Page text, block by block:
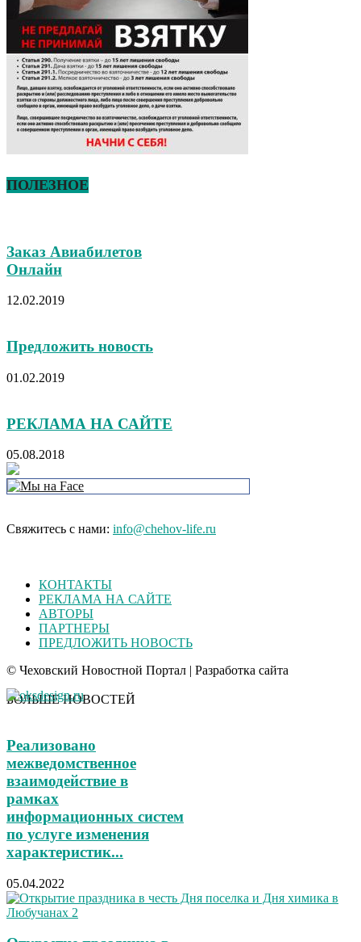
ПОЛЕЗНОЕ
Заказ Авиабилетов
Онлайн
12.02.2019
Предложить новость
01.02.2019
РЕКЛАМА НА САЙТЕ
05.08.2018
Свяжитесь с нами: info@chehov-life.ru
КОНТАКТЫ
РЕКЛАМА НА САЙТЕ
АВТОРЫ
ПАРТНЕРЫ
ПРЕДЛОЖИТЬ НОВОСТЬ
© Чеховский Новостной Портал | Разработка сайта
БОЛЬШЕ НОВОСТЕЙ
Реализовано
межведомственное
взаимодействие в
рамках
информационных систем
по услуге изменения
характеристик...
05.04.2022